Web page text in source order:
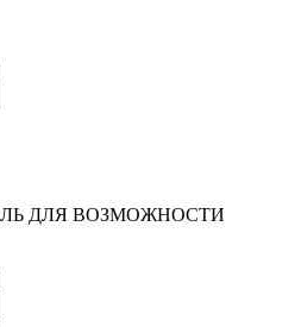
ДЛЯ ВОЗМОЖНОСТИ